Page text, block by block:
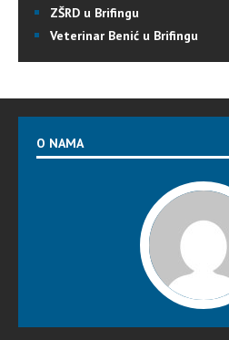
ZŠRD u Brifingu
Veterinar Benić u Brifingu
O NAMA